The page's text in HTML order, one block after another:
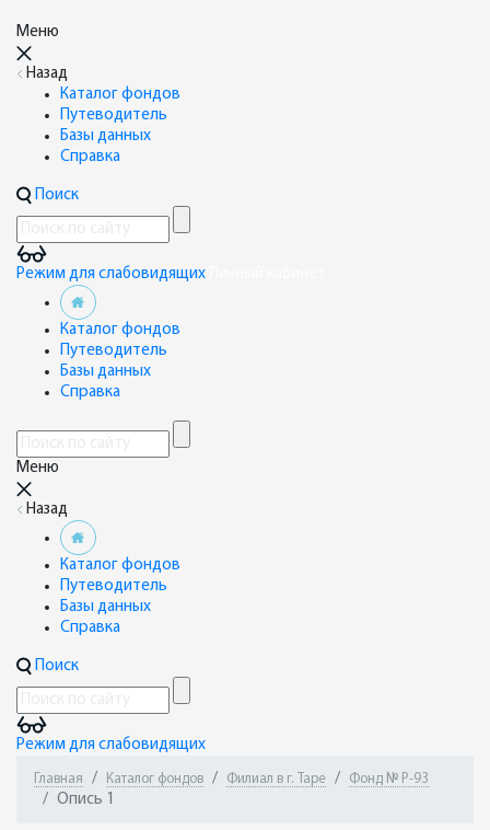
Меню
Назад
Каталог фондов
Путеводитель
Базы данных
Справка
Поиск
Режим для слабовидящих
Каталог фондов
Путеводитель
Базы данных
Справка
Меню
Назад
Каталог фондов
Путеводитель
Базы данных
Справка
Поиск
Режим для слабовидящих
Главная Каталог фондов Филиал в г. Таре Фонд № Р-93
Опись 1